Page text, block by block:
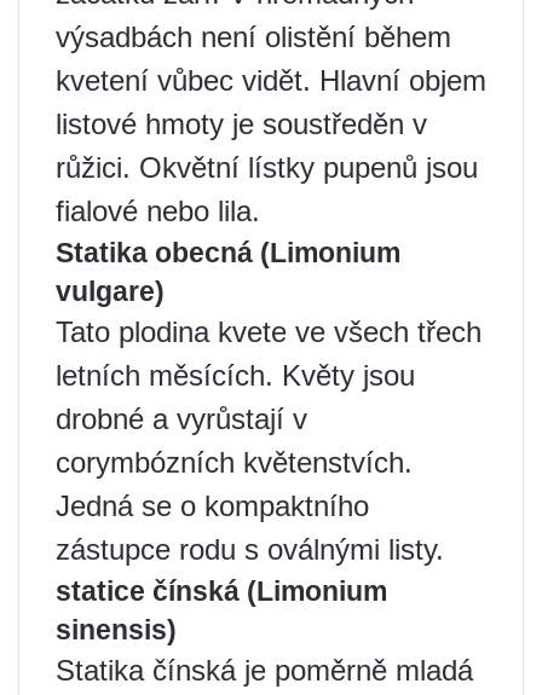
výsadbách není olistění během
kvetení vůbec vidět. Hlavní objem
listové hmoty je soustředěn v
růžici. Okvětní lístky pupenů jsou
fialové nebo lila.
Statika obecná (Limonium
vulgare)
Tato plodina kvete ve všech třech
letních měsících. Květy jsou
drobné a vyrůstají v
corymbózních květenstvích.
Jedná se o kompaktního
zástupce rodu s oválnými listy.
statice čínská (Limonium
sinensis)
Statika čínská je poměrně mladá